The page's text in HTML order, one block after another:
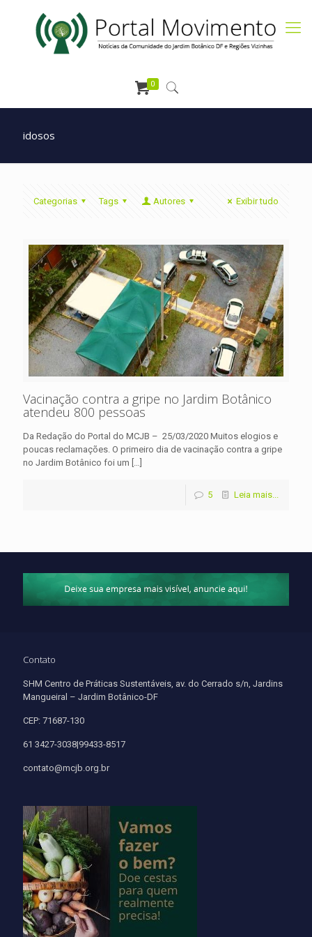
0
idosos
Categorias Tags Autores Exibir tudo
Vacinação contra a gripe no Jardim Botânico
atendeu 800 pessoas
Da Redação do Portal do MCJB – 25/03/2020 Muitos elogios e
poucas reclamações. O primeiro dia de vacinação contra a gripe
no Jardim Botânico foi um […]
5 Leia mais...
Contato
SHM Centro de Práticas Sustentáveis, av. do Cerrado s/n, Jardins
Mangueiral – Jardim Botânico-DF
CEP: 71687-130
61 3427-3038|99433-8517
contato@mcjb.org.br